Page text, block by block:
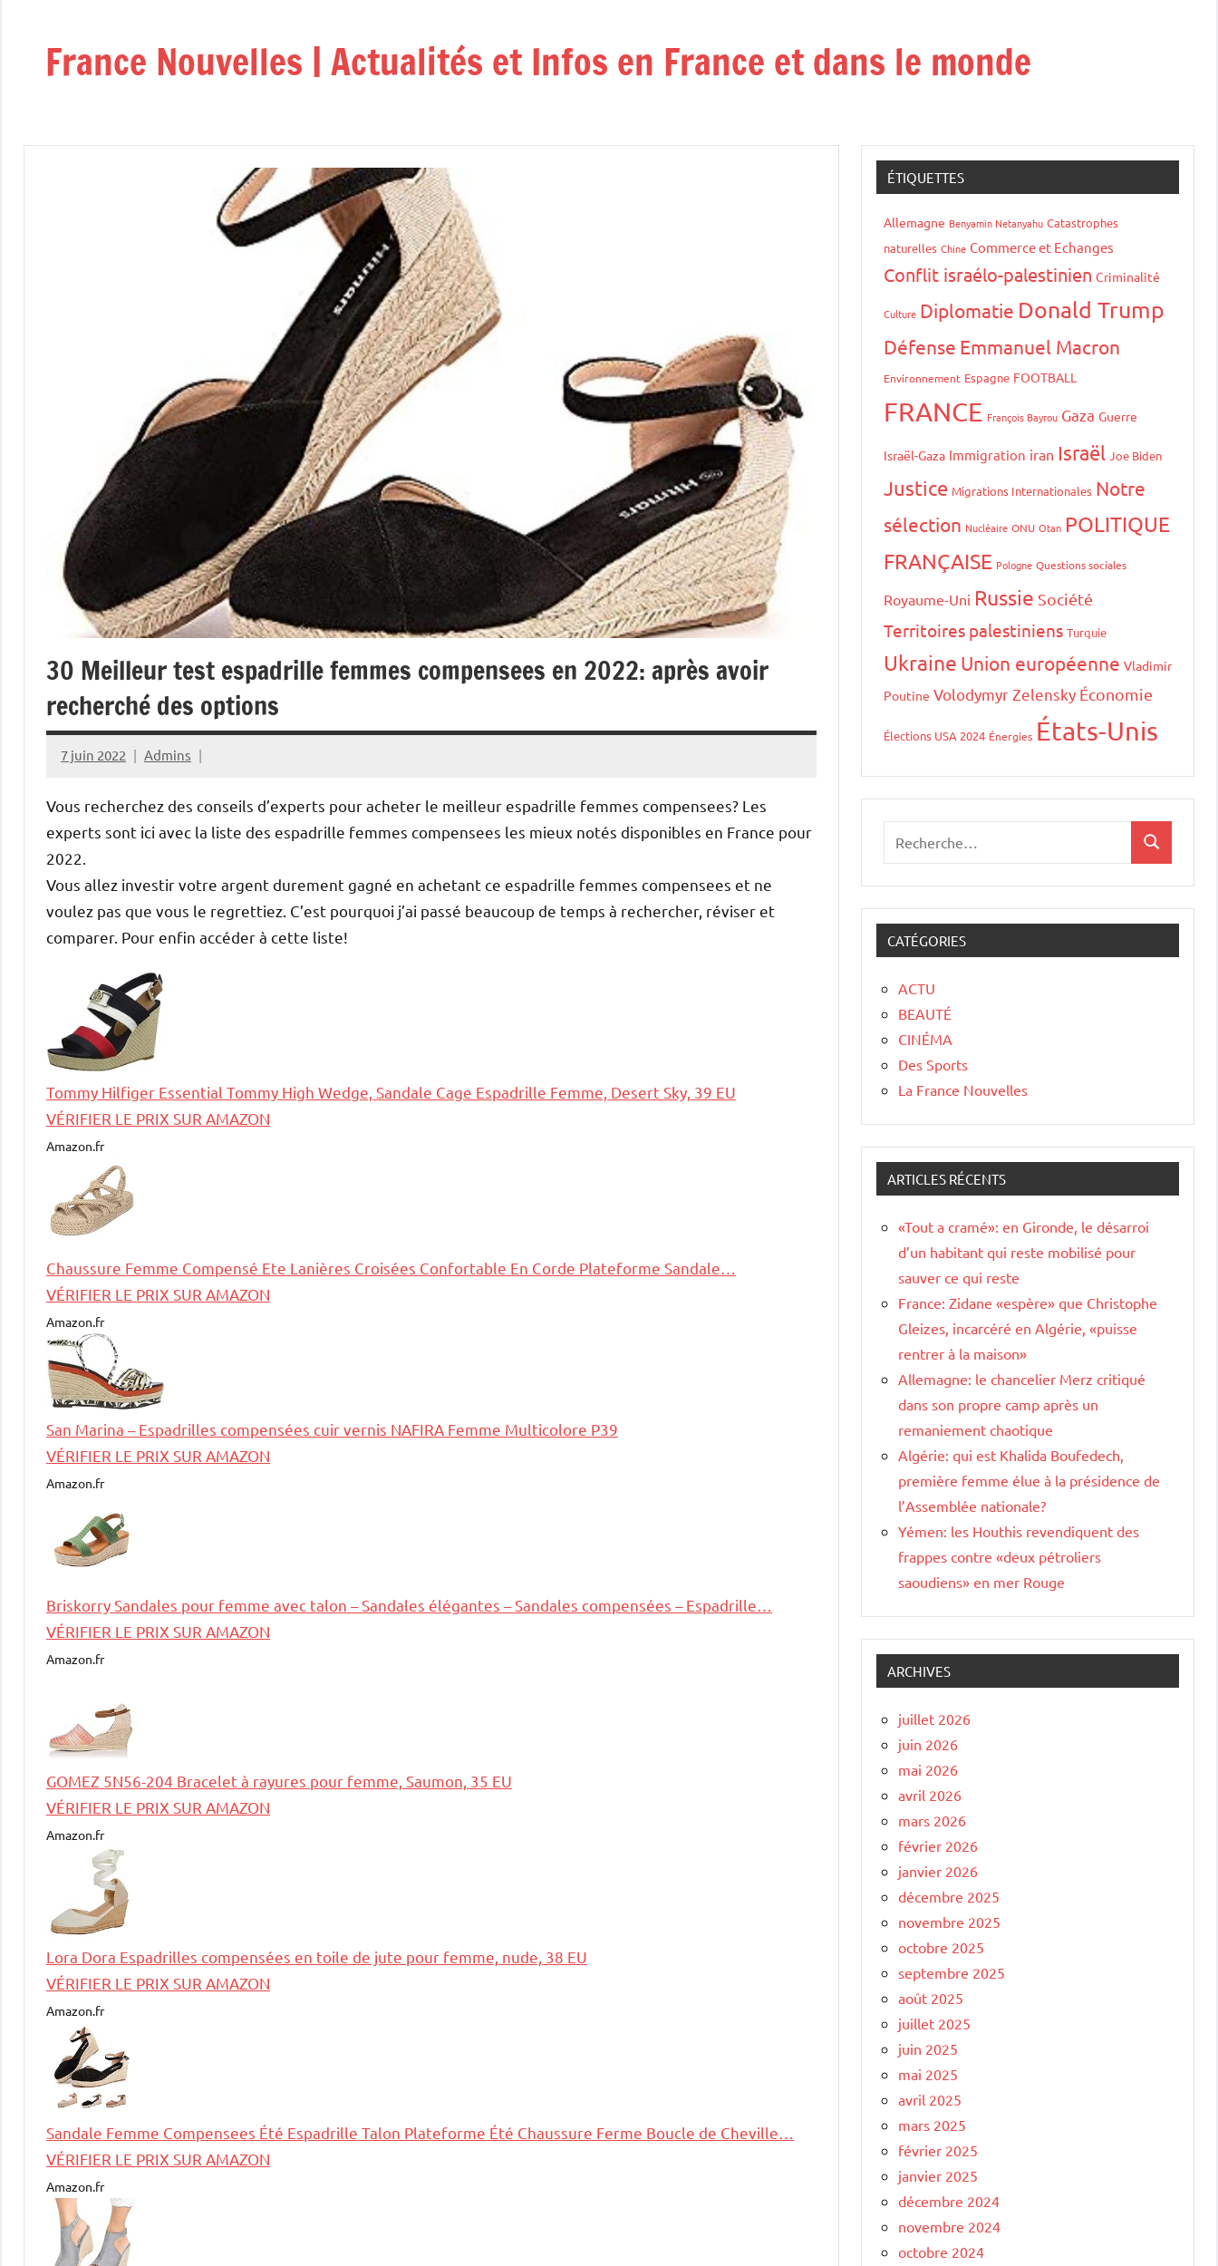
contenuFrance Nouvelles | Actualités et Infos en France et dans le monde
30 Meilleur test espadrille femmes compensees en 2022: après avoir
recherché des options
7 juin 2022 Admins
Vous recherchez des conseils d’experts pour acheter le meilleur espadrille femmes compensees? Les
experts sont ici avec la liste des espadrille femmes compensees les mieux notés disponibles en France pour
2022.
Vous allez investir votre argent durement gagné en achetant ce espadrille femmes compensees et ne
voulez pas que vous le regrettiez. C’est pourquoi j’ai passé beaucoup de temps à rechercher, réviser et
comparer. Pour enfin accéder à cette liste!
Tommy Hilfiger Essential Tommy High Wedge, Sandale Cage Espadrille Femme, Desert Sky, 39 EU
VÉRIFIER LE PRIX SUR AMAZON
Amazon.fr
Chaussure Femme Compensé Ete Lanières Croisées Confortable En Corde Plateforme Sandale…
VÉRIFIER LE PRIX SUR AMAZON
Amazon.fr
San Marina – Espadrilles compensées cuir vernis NAFIRA Femme Multicolore P39
VÉRIFIER LE PRIX SUR AMAZON
Amazon.fr
Briskorry Sandales pour femme avec talon – Sandales élégantes – Sandales compensées – Espadrille…
VÉRIFIER LE PRIX SUR AMAZON
Amazon.fr
GOMEZ 5N56-204 Bracelet à rayures pour femme, Saumon, 35 EU
VÉRIFIER LE PRIX SUR AMAZON
Amazon.fr
Lora Dora Espadrilles compensées en toile de jute pour femme, nude, 38 EU
VÉRIFIER LE PRIX SUR AMAZON
Amazon.fr
Sandale Femme Compensees Été Espadrille Talon Plateforme Été Chaussure Ferme Boucle de Cheville…
VÉRIFIER LE PRIX SUR AMAZON
Amazon.fr
ÉTIQUETTES
Allemagne Benyamin Netanyahu Catastrophes
naturelles Chine Commerce et Echanges
Conflit israélo-palestinien Criminalité
Culture Diplomatie Donald Trump
Défense Emmanuel Macron
Environnement Espagne FOOTBALL
FRANCE François Bayrou Gaza Guerre
Israël-Gaza Immigration iran Israël Joe Biden
Justice Migrations Internationales Notre
sélection Nucléaire ONU Otan POLITIQUE
FRANÇAISE Pologne Questions sociales
Royaume-Uni Russie Société
Territoires palestiniens Turquie
Ukraine Union européenne Vladimir
Poutine Volodymyr Zelensky Économie
Élections USA 2024 Énergies États-Unis
CATÉGORIES
ACTU
BEAUTÉ
CINÉMA
Des Sports
La France Nouvelles
ARTICLES RÉCENTS
«Tout a cramé»: en Gironde, le désarroi
d’un habitant qui reste mobilisé pour
sauver ce qui reste
France: Zidane «espère» que Christophe
Gleizes, incarcéré en Algérie, «puisse
rentrer à la maison»
Allemagne: le chancelier Merz critiqué
dans son propre camp après un
remaniement chaotique
Algérie: qui est Khalida Boufedech,
première femme élue à la présidence de
l’Assemblée nationale?
Yémen: les Houthis revendiquent des
frappes contre «deux pétroliers
saoudiens» en mer Rouge
ARCHIVES
juillet 2026
juin 2026
mai 2026
avril 2026
mars 2026
février 2026
janvier 2026
décembre 2025
novembre 2025
octobre 2025
septembre 2025
août 2025
juillet 2025
juin 2025
mai 2025
avril 2025
mars 2025
février 2025
janvier 2025
décembre 2024
novembre 2024
octobre 2024